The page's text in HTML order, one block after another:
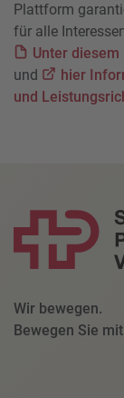
Plattform
für alle
Unter diesem
und
hier
und
Wir bewegen.
Bewegen Sie